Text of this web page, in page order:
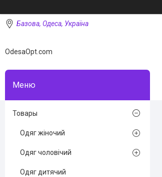
Базова, Одеса, Україна
OdesaOpt.com
Товары
Одяг жіночий
Одяг чоловічий
Одяг дитячий